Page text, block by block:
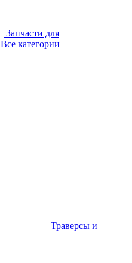
Запчасти для
Все категории
Траверсы и